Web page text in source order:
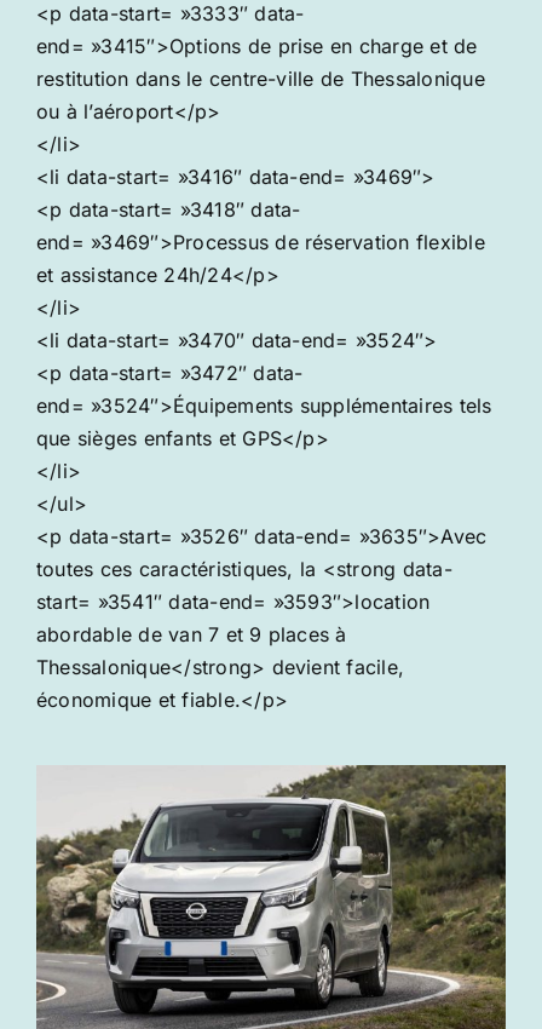
<p data-start= »3333″ data-
end= »3415″>Options de prise en charge et de
restitution dans le centre-ville de Thessalonique
ou à l’aéroport</p>
</li>
<li data-start= »3416″ data-end= »3469″>
<p data-start= »3418″ data-
end= »3469″>Processus de réservation flexible
et assistance 24h/24</p>
</li>
<li data-start= »3470″ data-end= »3524″>
<p data-start= »3472″ data-
end= »3524″>Équipements supplémentaires tels
que sièges enfants et GPS</p>
</li>
</ul>
<p data-start= »3526″ data-end= »3635″>Avec
toutes ces caractéristiques, la <strong data-
start= »3541″ data-end= »3593″>location
abordable de van 7 et 9 places à
Thessalonique</strong> devient facile,
économique et fiable.</p>